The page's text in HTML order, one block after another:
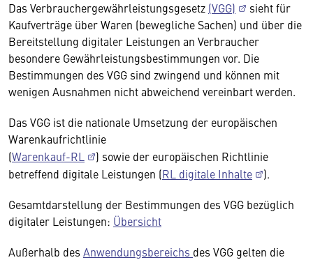
Das Verbrauchergewährleistungsgesetz (VGG)
sieht für
Kaufverträge über Waren (bewegliche Sachen) und über die
Bereitstellung digitaler Leistungen an Verbraucher
besondere Gewährleistungsbestimmungen vor. Die
Bestimmungen des VGG sind zwingend und können mit
wenigen Ausnahmen nicht abweichend vereinbart werden.
Das VGG ist die nationale Umsetzung der europäischen
Warenkaufrichtlinie
(Warenkauf-RL
) sowie der europäischen Richtlinie
betreffend digitale Leistungen (RL digitale Inhalte
).
Gesamtdarstellung der Bestimmungen des VGG bezüglich
digitaler Leistungen: Übersicht
Außerhalb des Anwendungsbereichs des VGG gelten die